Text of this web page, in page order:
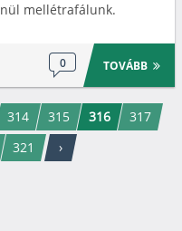
mellétrafálunk.
0 TOVÁBB
314 315 316
317
321 ›